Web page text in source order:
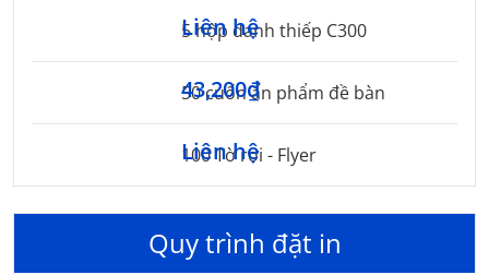
5 hộp danh thiếp C300
Liên hệ
50 cuốn ấn phẩm đề bàn
43,200₫
100 Tờ rơi - Flyer
Liên hệ
Quy trình đặt in